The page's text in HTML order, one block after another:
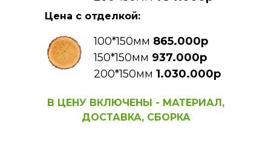
Цена с отделкой:
100*150мм 865.000р
200*150мм 1.030.000р
150*150мм 937.000р
В ЦЕНУ ВКЛЮЧЕНЫ - МАТЕРИАЛ,
ДОСТАВКА, СБОРКА